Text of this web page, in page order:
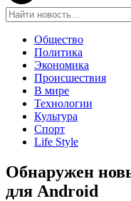
Общество
Политика
Экономика
Происшествия
В мире
Технологии
Культура
Спорт
Life Style
Обнаружен
для Android